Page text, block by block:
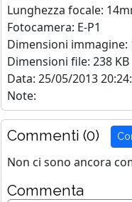
Lunghezza focale:
Fotocamera: E-P1
Dimensioni immagine:
Dimensioni file: 238 KB
Data: 25/05/2013
Note:
Commenti (0)
Non ci sono ancora
Commenta